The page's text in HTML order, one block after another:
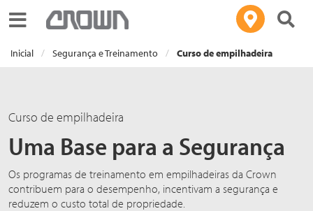
Toggle navigation
Inicial Segurança e Treinamento Curso de empilhadeira
Curso de empilhadeira
Uma Base para a Segurança
Os programas de treinamento em empilhadeiras da Crown
contribuem para o desempenho, incentivam a segurança e
reduzem o custo total de propriedade.